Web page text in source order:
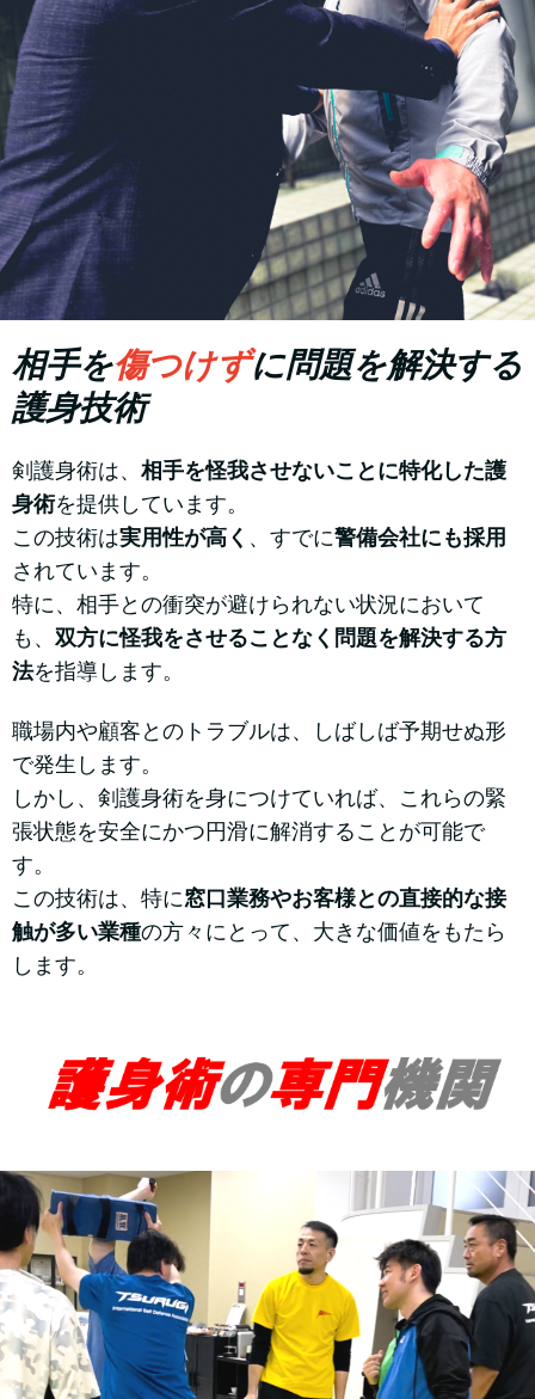
相手を傷つけずに問題を解決する
護身技術
剣護身術は、 相手を怪我させないことに特化した護
身術を提供しています。
この技術は実用性が高く 、すでに警備会社にも採用
されています。
特に、相手との衝突が避けられない状況において
も、 双方に怪我をさせることなく問題を解決する方
法を指導します。
職場内や顧客とのトラブルは、しばしば予期せぬ形
で発生します。
しかし、剣護身術を身につけていれば、これらの緊
張状態を安全にかつ円滑に解消することが可能で
す。
この技術は、特に窓口業務やお客様との直接的な接
触が多い業種の方々にとって、大きな価値をもたら
します。